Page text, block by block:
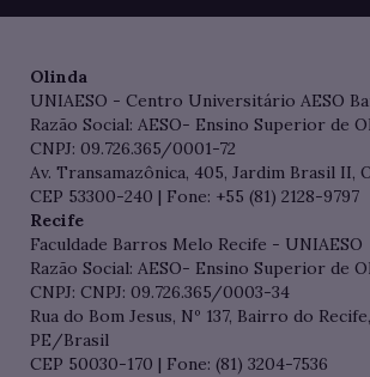
Olinda
UNIAESO - Centro Universitário AESO
Razão Social: AESO- Ensino Superior de
CNPJ: 09.726.365/0001-72
Av. Transamazônica, 405, Jardim Brasil II,
CEP 53300-240 | Fone: +55 (81) 2128-9797
Recife
Faculdade Barros Melo Recife - UNIAESO
Razão Social: AESO- Ensino Superior de
CNPJ: CNPJ: 09.726.365/0003-34
Rua do Bom Jesus, Nº 137, Bairro do
PE/Brasil
CEP 50030-170 | Fone: (81) 3204-7536